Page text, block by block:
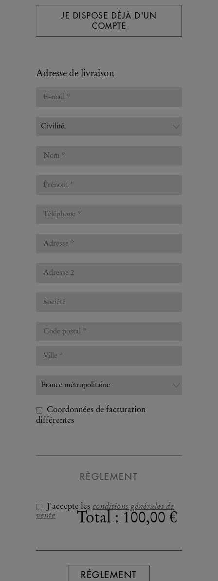
JE DISPOSE DÉJÀ D'UN
COMPTE
Adresse de livraison
Coordonnées de facturation
différentes
RÈGLEMENT
J'accepte les conditions générales de
vente
Total : 100,00 €
RÉGLEMENT